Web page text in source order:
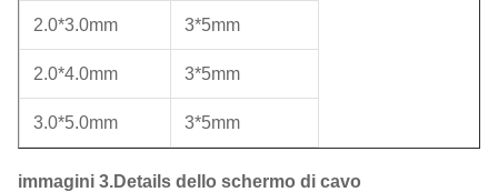
2.0*3.0mm 3*5mm
2.0*4.0mm 3*5mm
3.0*5.0mm 3*5mm
immagini 3.Details dello schermo di cavo